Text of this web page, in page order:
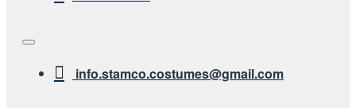
info.stamco.costumes@gmail.com